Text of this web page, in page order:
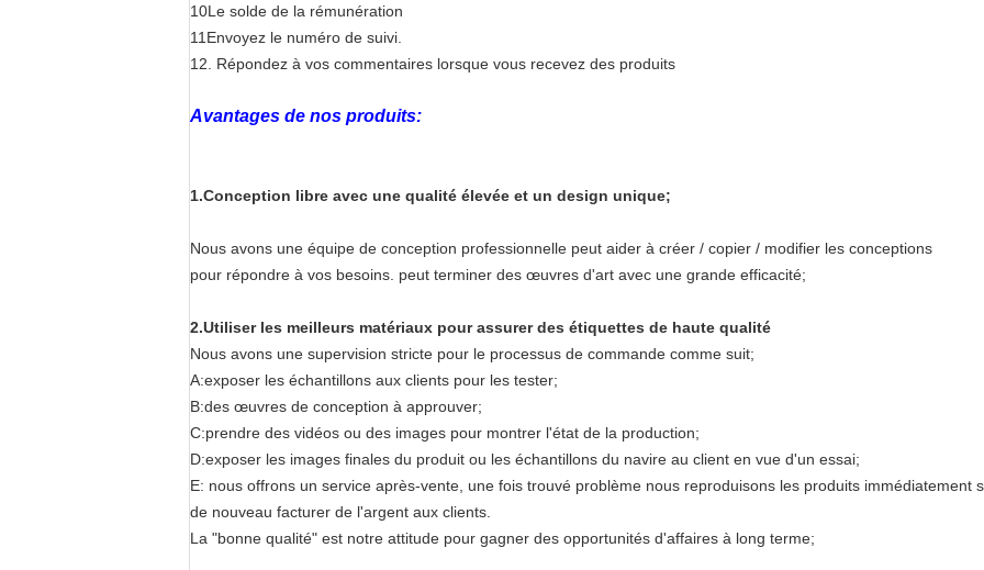
10Le solde de la rémunération
11Envoyez le numéro de suivi.
12. Répondez à vos commentaires lorsque vous recevez des produits
Avantages de nos produits:
1.Conception libre avec une qualité élevée et un design unique;
Nous avons une équipe de conception professionnelle peut aider à créer / copier / modifier les conceptions
pour répondre à vos besoins. peut terminer des œuvres d'art avec une grande efficacité;
2.Utiliser les meilleurs matériaux pour assurer des étiquettes de haute qualité
Nous avons une supervision stricte pour le processus de commande comme suit;
A:exposer les échantillons aux clients pour les tester;
B:des œuvres de conception à approuver;
C:prendre des vidéos ou des images pour montrer l'état de la production;
D:exposer les images finales du produit ou les échantillons du navire au client en vue d'un essai;
E: nous offrons un service après-vente, une fois trouvé problème nous reproduisons les produits immédiatement
de nouveau facturer de l'argent aux clients.
La "bonne qualité" est notre attitude pour gagner des opportunités d'affaires à long terme;